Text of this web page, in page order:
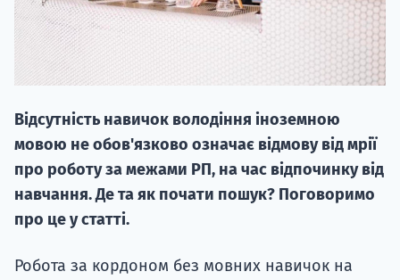
Відсутність навичок володіння іноземною
мовою не обов'язково означає відмову від мрії
про роботу за межами РП, на час відпочинку від
навчання. Де та як почати пошук? Поговоримо
про це у статті.
Робота за кордоном без мовних навичок на
20.09
НАБІР